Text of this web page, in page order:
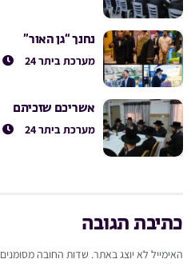
נחנך “גן האור”
מערכת ביתר 24
אשריכם שזכיתם
מערכת ביתר 24
כתיבת תגובה
האימייל לא יוצג באתר. שדות החובה מסומנים